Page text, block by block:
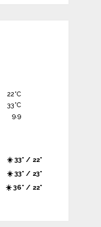
22°C
33°C
9.9
☀️ 33° / 22°
☀️ 33° / 23°
☀️ 36° / 22°